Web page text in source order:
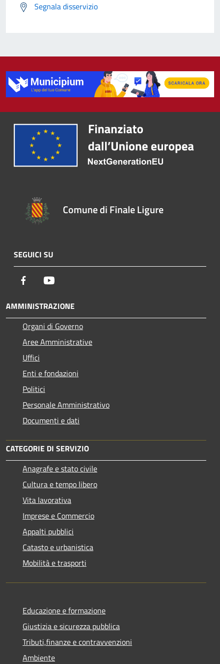
Segnala disservizio
Comune di Finale Ligure
SEGUICI SU
Facebook
AMMINISTRAZIONE
Organi di Governo
Aree Amministrative
Uffici
Enti e fondazioni
Politici
Personale Amministrativo
Documenti e dati
CATEGORIE DI SERVIZIO
Anagrafe e stato civile
Cultura e tempo libero
Vita lavorativa
Imprese e Commercio
Appalti pubblici
Catasto e urbanistica
Mobilità e trasporti
Educazione e formazione
Giustizia e sicurezza pubblica
Tributi,finanze e contravvenzioni
Ambiente